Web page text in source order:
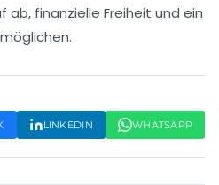
ab, finanzielle Freiheit und ein
LINKEDIN WHATSAPP